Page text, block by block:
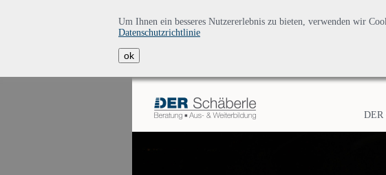
Um Ihnen ein besseres Nutzererlebnis zu bieten, verwenden wir
Datenschutzrichtlinie
überspringen
DER